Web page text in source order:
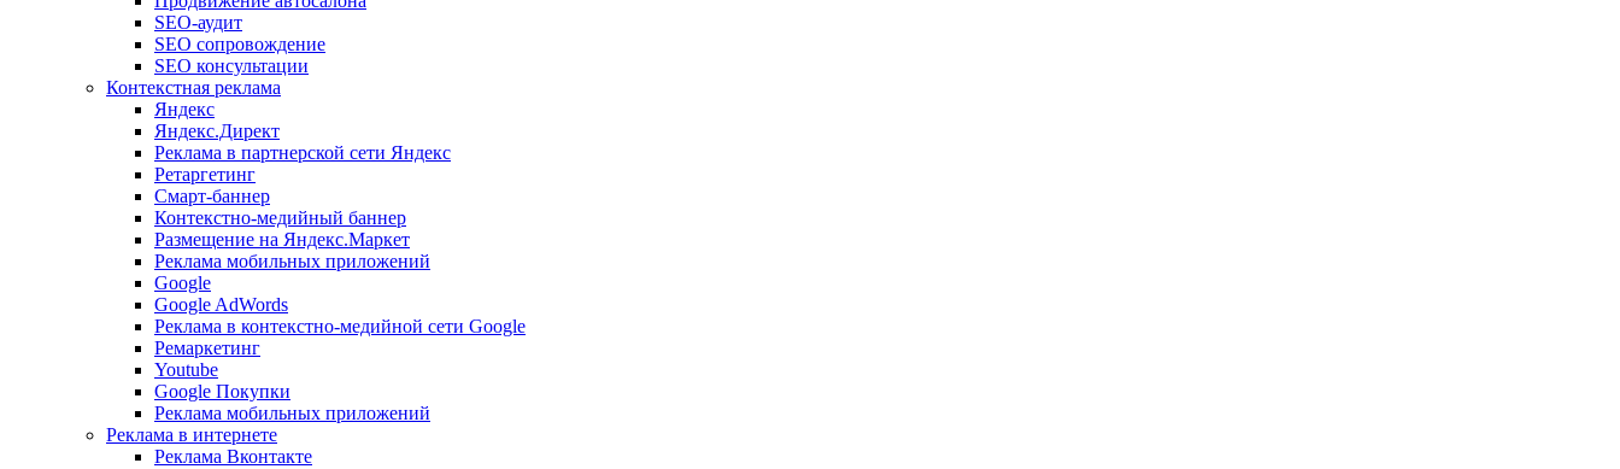
SEO-аудит
SEO сопровождение
SEO консультации
Контекстная реклама
Яндекс
Яндекс.Директ
Реклама в партнерской сети Яндекс
Ретаргетинг
Смарт-баннер
Контекстно-медийный баннер
Размещение на Яндекс.Маркет
Реклама мобильных приложений
Google
Google AdWords
Реклама в контекстно-медийной сети Google
Ремаркетинг
Youtube
Google Покупки
Реклама мобильных приложений
Реклама в интернете
Реклама Вконтакте